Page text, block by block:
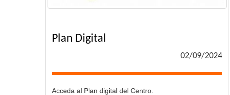
Plan Digital
02/09/2024
Acceda al Plan digital del Centro.